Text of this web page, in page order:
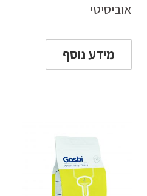
אוביסיטי
מידע נוסף